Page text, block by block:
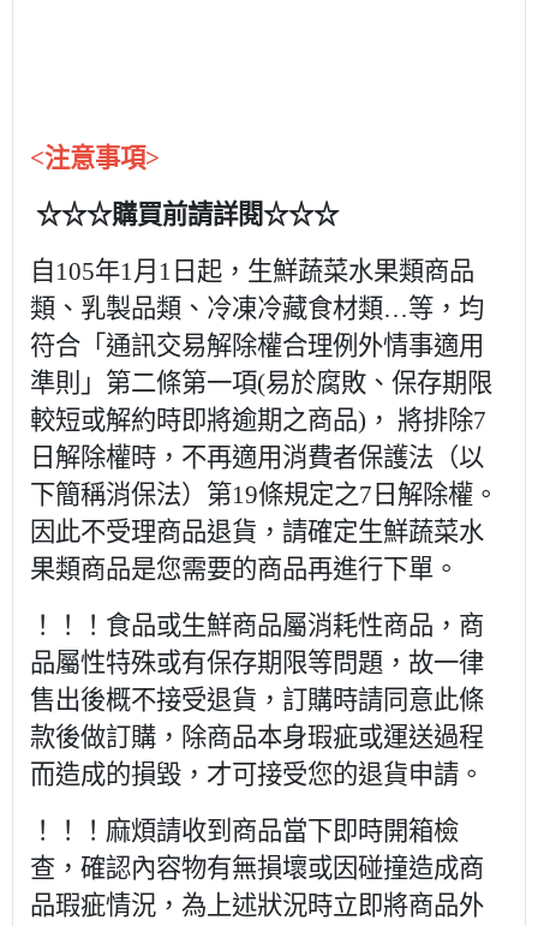
<注意事項>
☆☆☆購買前請詳閱☆☆☆
自105年1月1日起，生鮮蔬菜水果類商品
類、乳製品類、冷凍冷藏食材類…等，均
符合「通訊交易解除權合理例外情事適用
準則」第二條第一項(易於腐敗、保存期限
較短或解約時即將逾期之商品)， 將排除7
日解除權時，不再適用消費者保護法（以
下簡稱消保法）第19條規定之7日解除權。
因此不受理商品退貨，請確定生鮮蔬菜水
果類商品是您需要的商品再進行下單。
！！！食品或生鮮商品屬消耗性商品，商
品屬性特殊或有保存期限等問題，故一律
售出後概不接受退貨，訂購時請同意此條
款後做訂購，除商品本身瑕疵或運送過程
而造成的損毀，才可接受您的退貨申請。
！！！麻煩請收到商品當下即時開箱檢
查，確認內容物有無損壞或因碰撞造成商
品瑕疵情況，為上述狀況時立即將商品外